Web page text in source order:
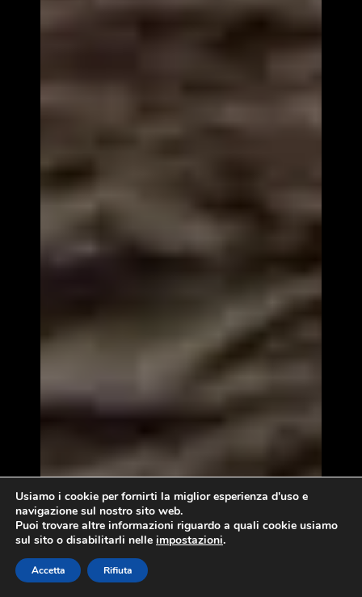
Usiamo i cookie per fornirti la miglior esperienza d'uso e
navigazione sul nostro sito web.
Puoi trovare altre informazioni riguardo a quali cookie usiamo
sul sito o disabilitarli nelle impostazioni.
Accetta Rifiuta